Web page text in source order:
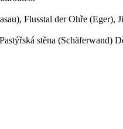
Flusstal der Ohře (Eger),
stěna (Schäferwand)